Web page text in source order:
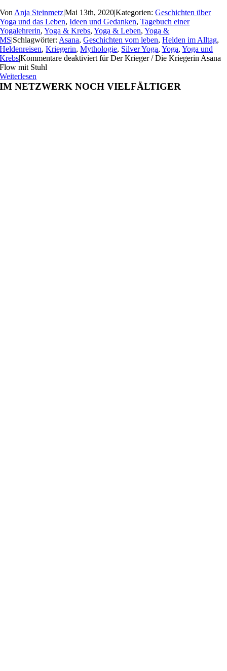
Von Anja Steinmetz|Mai 13th, 2020|Kategorien:Geschichten über
Yoga und das Leben,Ideen und Gedanken,Tagebuch einer
Yogalehrerin,Yoga & Krebs,Yoga & Leben,Yoga &
MS|Schlagwörter: Asana,Geschichten vom leben,Helden im Alltag,
Heldenreisen,Kriegerin,Mythologie, Silver Yoga,Yoga,Yoga und
Krebs|Kommentare deaktiviert für Der Krieger / Die Kriegerin Asana
Flow mit Stuhl
Weiterlesen
IM NETZWERK NOCH VIELFÄLTIGER